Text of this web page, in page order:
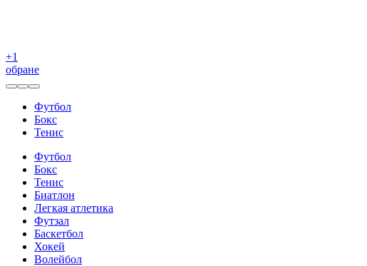
+1
обране
Футбол
Бокс
Тенис
Футбол
Бокс
Тенис
Биатлон
Легкая атлетика
Футзал
Баскетбол
Хокей
Волейбол